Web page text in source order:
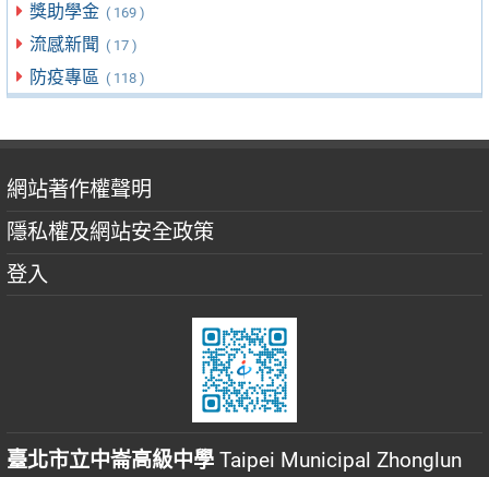
獎助學金 ( 169 )
流感新聞 ( 17 )
防疫專區 ( 118 )
網站著作權聲明
隱私權及網站安全政策
登入
臺北市立中崙高級中學 Taipei Municipal Zhonglun